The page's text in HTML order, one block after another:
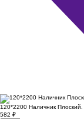
120*2200 Наличник
582 ₽